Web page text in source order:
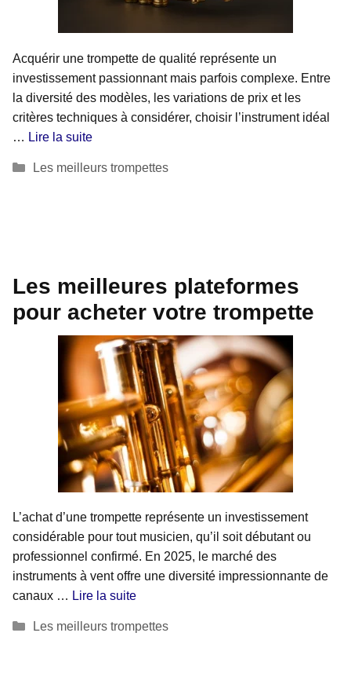
Acquérir une trompette de qualité représente un
investissement passionnant mais parfois complexe. Entre
la diversité des modèles, les variations de prix et les
critères techniques à considérer, choisir l’instrument idéal
… Lire la suite
Catégories
Les meilleurs trompettes
Les meilleures plateformes
pour acheter votre trompette
L’achat d’une trompette représente un investissement
considérable pour tout musicien, qu’il soit débutant ou
professionnel confirmé. En 2025, le marché des
instruments à vent offre une diversité impressionnante de
canaux … Lire la suite
Catégories
Les meilleurs trompettes